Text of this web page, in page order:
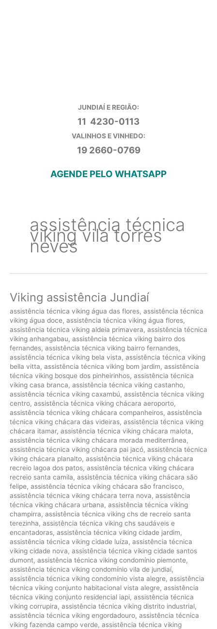
JUNDIAÍ E REGIÃO:
11 4230-0113
VALINHOS E VINHEDO:
19 2660-0769
AGENDE PELO WHATSAPP
assistência técnica
viking vila torres
neves
Viking assistência Jundiaí
assistência técnica viking água das flores, assistência técnica
viking água doce, assistência técnica viking água flores,
assistência técnica viking aldeia primavera, assistência técnica
viking anhangabau, assistência técnica viking bairro dos
fernandes, assistência técnica viking bairro fernandes,
assistência técnica viking bela vista, assistência técnica viking
bella vitta, assistência técnica viking bom jardim, assistência
técnica viking bosque dos pinheirinhos, assistência técnica
viking casa branca, assistência técnica viking castanho,
assistência técnica viking caxambú, assistência técnica viking
centro, assistência técnica viking chácara aeroporto,
assistência técnica viking chácara companheiros, assistência
técnica viking chácara das videiras, assistência técnica viking
chácara itamar, assistência técnica viking chácara malota,
assistência técnica viking chácara morada mediterrânea,
assistência técnica viking chácara pai jacó, assistência técnica
viking chácara planalto, assistência técnica viking chácara
recreio lagoa dos patos, assistência técnica viking chácara
recreio santa camila, assistência técnica viking chácara são
felipe, assistência técnica viking chácara são francisco,
assistência técnica viking chácara terra nova, assistência
técnica viking chácara urbana, assistência técnica viking
champirra, assistência técnica viking chs de recreio santa
terezinha, assistência técnica viking chs saudáveis e
encantadoras, assistência técnica viking cidade jardim,
assistência técnica viking cidade luíza, assistência técnica
viking cidade nova, assistência técnica viking cidade santos
dumont, assistência técnica viking condomínio piemonte,
assistência técnica viking condomínio vila de jundiaí,
assistência técnica viking condomínio vista alegre, assistência
técnica viking conjunto habitacional vista alegre, assistência
técnica viking conjunto residencial iapi, assistência técnica
viking corrupira, assistência técnica viking distrito industrial,
assistência técnica viking engordadouro, assistência técnica
viking fazenda campo verde, assistência técnica viking